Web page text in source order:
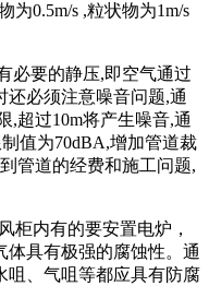
为0.5m/s ,粒状物为1m/s
要的静压,即空气通过
还必须注意噪音问题,通
,超过10m将产生噪音,通
值为70dBA,增加管道裁
管道的经费和施工问题,
内有的要安置电炉，
体具有极强的腐蚀性。通
咀、气咀等都应具有防腐